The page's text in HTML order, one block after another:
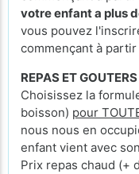
votre enfant a plus
vous pouvez
commençant à
REPAS ET GOUTERS
Choisissez la
boisson) pour
nous nous en
enfant vient avec
Prix repas chaud (+